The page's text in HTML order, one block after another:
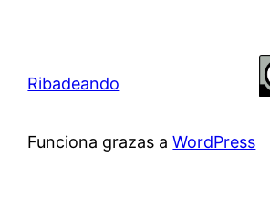
Ribadeando
Funciona grazas aWordPress